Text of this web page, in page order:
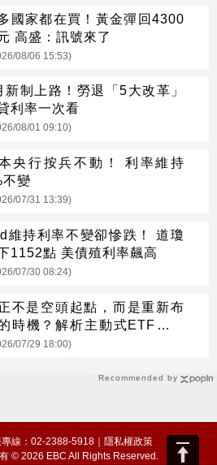
Recommended by
國家都在買！黃金彈回4300
高盛：訊號來了
08/06 15:53)
新制上路！勞退「5大改革」
利率一次看
08/01 09:10)
央行按兵不動！ 利率維持
不變
07/31 13:39)
維持利率不變卻慘跌！ 道瓊
1152點 美債殖利率飆高
07/30 08:24)
不是空頭起點，而是重新布
時機？解析主動式ETF、正
第三季投資關鍵
07/29 18:00)
專線：02-2388-5918｜隱私權政策
© 2026 EBC All Rights Reserved.